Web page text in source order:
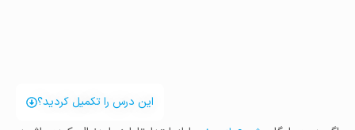
این درس را تکمیل کردید؟